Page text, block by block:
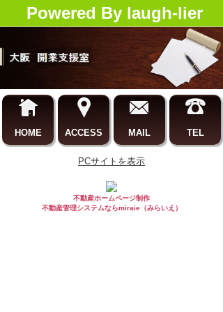
Powered By laugh-lier
HOME ACCESS MAIL TEL
PCサイトを表示
不動産ホームページ制作
不動産管理システムならmiraie（みらいえ）